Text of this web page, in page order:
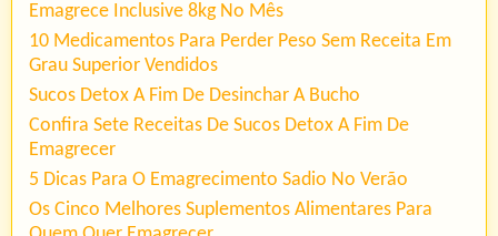
Emagrece Inclusive 8kg No Mês
10 Medicamentos Para Perder Peso Sem Receita Em
Grau Superior Vendidos
Sucos Detox A Fim De Desinchar A Bucho
Confira Sete Receitas De Sucos Detox A Fim De
Emagrecer
5 Dicas Para O Emagrecimento Sadio No Verão
Os Cinco Melhores Suplementos Alimentares Para